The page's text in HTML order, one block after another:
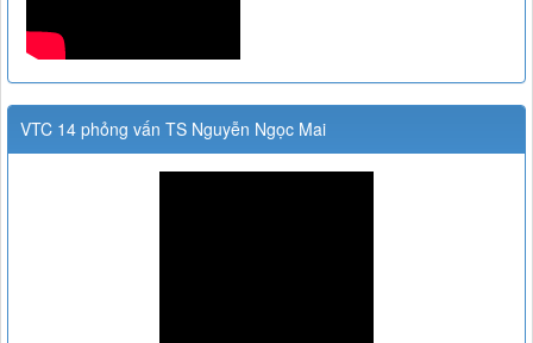
VTC 14 phỏng vấn TS Nguyễn Ngọc Mai